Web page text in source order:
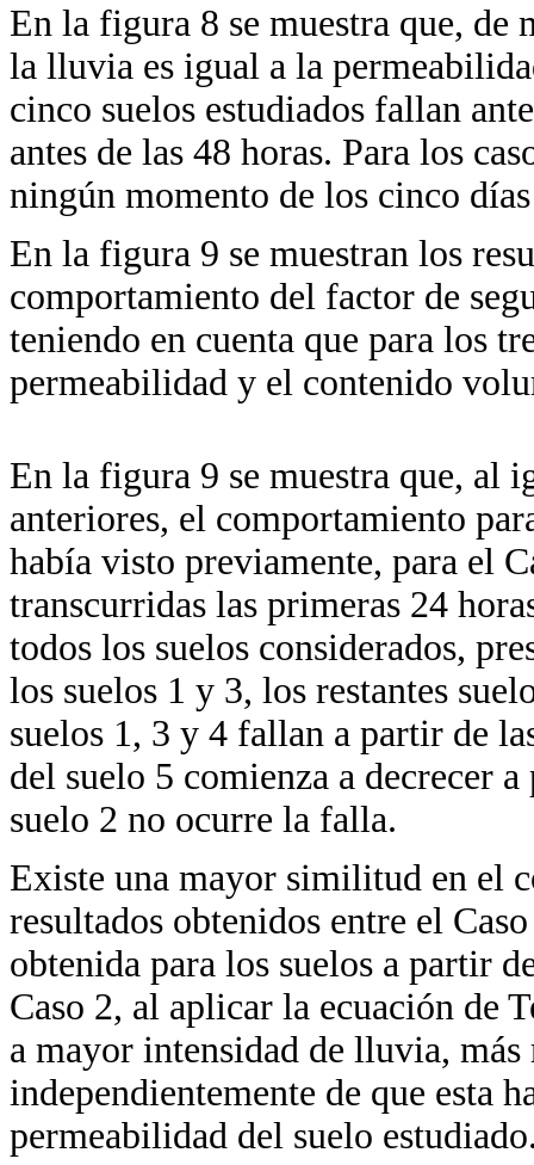
En la figura 8 se muestra que, de
la lluvia es igual a la
cinco suelos estudiados fallan
antes de las 48 horas. Para los
ningún momento de los cinco
En la figura 9 se muestran los
comportamiento del factor de
teniendo en cuenta que para los
permeabilidad y el contenido
En la figura 9 se muestra que, al
anteriores, el comportamiento
había visto previamente, para el
transcurridas las primeras 24
todos los suelos considerados,
los suelos 1 y 3, los restantes
suelos 1, 3 y 4 fallan a partir de
del suelo 5 comienza a decrecer
suelo 2 no ocurre la falla.
Existe una mayor similitud en el
resultados obtenidos entre el
obtenida para los suelos a partir
Caso 2, al aplicar la ecuación de
a mayor intensidad de lluvia,
independientemente de que esta
permeabilidad del suelo